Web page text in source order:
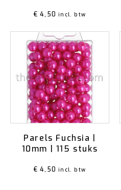
€ 4,50 incl. btw
Parels Fuchsia |
10mm | 115 stuks
€ 4,50 incl. btw